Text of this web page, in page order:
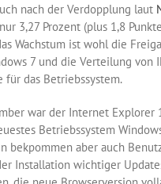
nach der Verdopplung laut
3,27 Prozent (plus 1,8
Wachstum ist wohl die
7 und die Verteilung von
für das Betriebssystem.
war der Internet Explorer
Betriebssystem
bekpommen aber auch
Installation wichtiger